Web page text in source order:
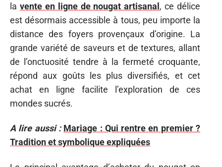
la vente en ligne de nougat artisanal, ce délice
est désormais accessible à tous, peu importe la
distance des foyers provençaux d’origine. La
grande variété de saveurs et de textures, allant
de l’onctuosité tendre à la fermeté croquante,
répond aux goûts les plus diversifiés, et cet
achat en ligne facilite l’exploration de ces
mondes sucrés.
A lire aussi : Mariage : Qui rentre en premier ?
Tradition et symbolique expliquées